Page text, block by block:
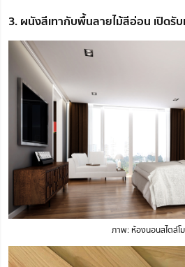
3. ผนังสีเทากับพื้นลายไม้สีอ่อน เปิดรั
ภาพ: ห้องนอนสไตล์โ